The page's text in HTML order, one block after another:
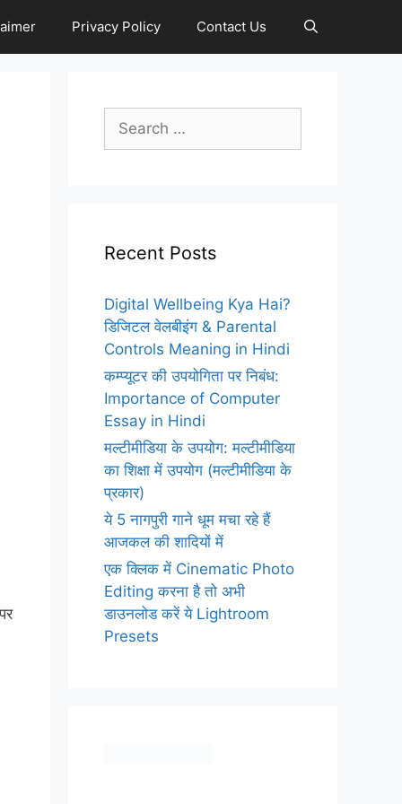
Privacy Policy Contact Us
Search
for:
Recent Posts
Digital Wellbeing Kya Hai?
डिजिटल वेलबीइंग & Parental
Controls Meaning in Hindi
कम्प्यूटर की उपयोगिता पर निबंध:
Importance of Computer
Essay in Hindi
मल्टीमीडिया के उपयोग: मल्टीमीडिया
का शिक्षा में उपयोग (मल्टीमीडिया के
प्रकार)
ये 5 नागपुरी गाने धूम मचा रहे हैं
आजकल की शादियों में
एक क्लिक में Cinematic Photo
Editing करना है तो अभी
डाउनलोड करें ये Lightroom
Presets